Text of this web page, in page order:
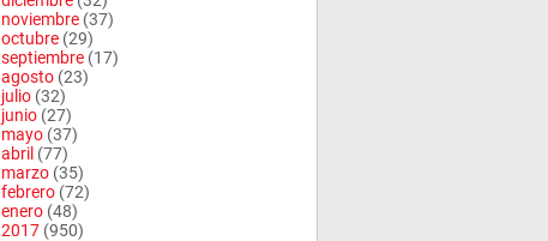
noviembre (37)
octubre (29)
septiembre (17)
agosto (23)
julio (32)
junio (27)
mayo (37)
abril (77)
marzo (35)
febrero (72)
enero (48)
2017 (950)